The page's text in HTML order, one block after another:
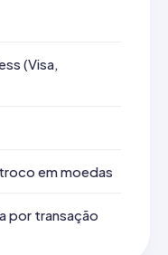
(Visa,
em moedas
por transação